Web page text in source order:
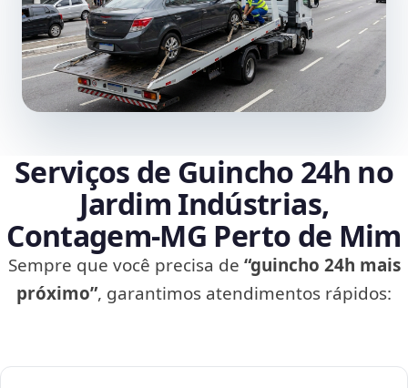
Serviços de Guincho 24h no
Jardim Indústrias,
Contagem‑MG Perto de Mim
Sempre que você precisa de “guincho 24h mais
próximo”, garantimos atendimentos rápidos: